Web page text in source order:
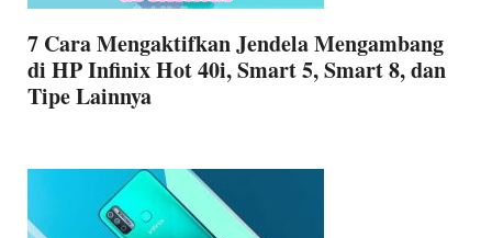
7 Cara Mengaktifkan Jendela Mengambang
di HP Infinix Hot 40i, Smart 5, Smart 8, dan
Tipe Lainnya